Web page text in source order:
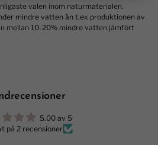
valen inom naturmaterialen.
mindre vatten än t.ex produktionen av
mellan 10-20% mindre vatten jämfört
5.00 av 5
på 2 recensioner